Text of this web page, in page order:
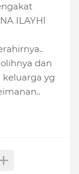
ILAYHI
dan
yg